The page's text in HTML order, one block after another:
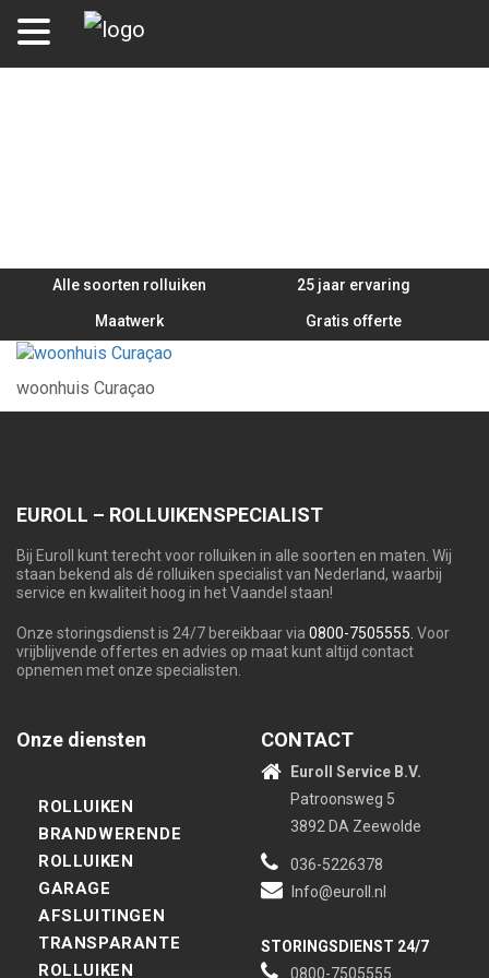
Alle soorten rolluiken 25 jaar ervaring
Maatwerk Gratis offerte
woonhuis Curaçao
EUROLL – ROLLUIKENSPECIALIST
Bij Euroll kunt terecht voor rolluiken in alle soorten en maten. Wij
staan bekend als dé rolluiken specialist van Nederland, waarbij
service en kwaliteit hoog in het Vaandel staan!
Onze storingsdienst is 24/7 bereikbaar via 0800-7505555. Voor
vrijblijvende offertes en advies op maat kunt altijd contact
opnemen met onze specialisten.
Onze diensten
ROLLUIKEN
BRANDWERENDE
ROLLUIKEN
GARAGE
AFSLUITINGEN
TRANSPARANTE
ROLLUIKEN
CONTACT
Euroll Service B.V.
Patroonsweg 5
3892 DA Zeewolde
036-5226378
Info@euroll.nl
STORINGSDIENST 24/7
0800-7505555